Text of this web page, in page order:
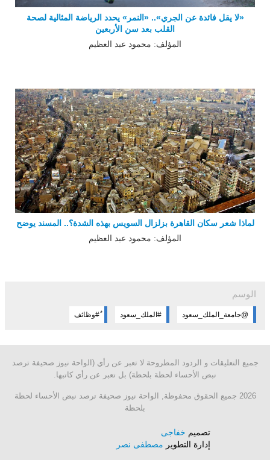
«لا يقل فائدة عن الجري».. «النمر» يحدد الرياضة المثالية لصحة
القلب بعد سن الأربعين
المؤلف: محمود عبد العظيم
لماذا شعر سكان القاهرة بزلزال السويس بهذه الشدة؟.. المسند يوضح
المؤلف: محمود عبد العظيم
الوسم
@جامعة_الملك_سعود #الملك_سعود ٌ#وظائف
جميع التعليقات و الردود المطروحة لا تعبر عن رأي (الواحة نيوز صحيفة ترصد
نبض الأحساء لحظة بلحظة) بل تعبر عن رأي كاتبها.
2026 جميع الحقوق محفوظة, الواحة نيوز صحيفة ترصد نبض الأحساء لحظة
بلحظة
تصميم خفاجى
إدارة التطوير مصطفى نصر